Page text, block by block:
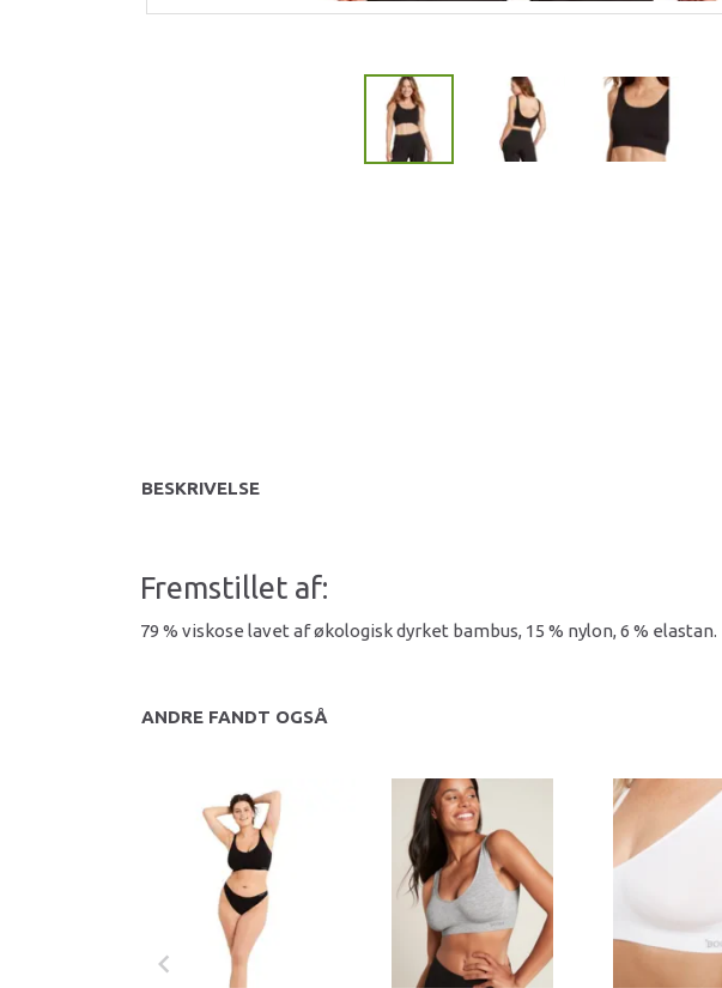
BESKRIVELSE
Fremstillet af:
79 % viskose lavet af økologisk dyrket bambus, 15 % nylon, 6 % elastan.
ANDRE FANDT OGSÅ